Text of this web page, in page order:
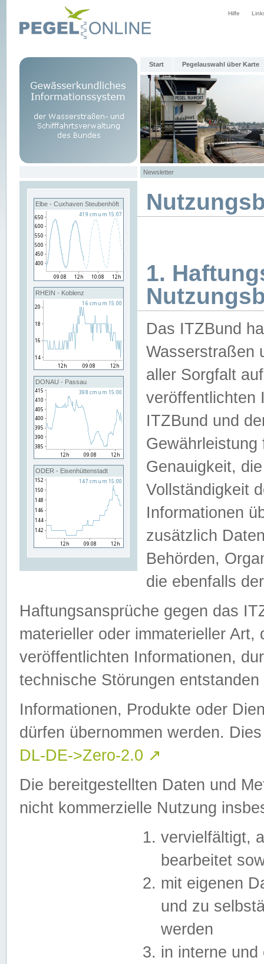
Hilfe
Start Pegelauswahl über Karte
Newsletter
Elbe - Cuxhaven Steubenhöft
RHEIN - Koblenz
DONAU - Passau
ODER - Eisenhüttenstadt
1.
Das ITZBund
Wasserstraßen
aller Sorgfalt
veröffentlichten
ITZBund und
Genauigkeit,
Vollständigkeit
Informationen
zusätzlich
Behörden,
die ebenfalls
Haftungsansprüche gegen das
materieller oder immaterieller
veröffentlichten Informationen,
technische Störungen
Informationen, Produkte oder
dürfen übernommen werden.
DL-DE->Zero-2.0 ↗
Die bereitgestellten Daten und
nicht kommerzielle Nutzung
vervielfältigt,
bearbeitet
mit eigenen
und zu
werden
in interne